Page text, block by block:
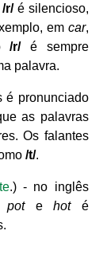
/r/é silencioso,
em car,
/r/ é sempre
palavra.
é pronunciado
as palavras
Os falantes
/t/.
.) - no inglês
potehoté